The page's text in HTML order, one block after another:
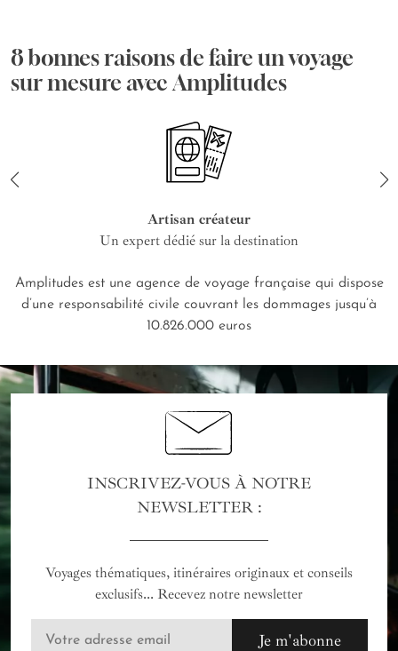
8 bonnes raisons de faire un voyage
sur mesure avec Amplitudes
Artisan créateur
Un expert dédié sur la destination
Amplitudes est une agence de voyage française qui dispose
d’une responsabilité civile couvrant les dommages jusqu’à
10.826.000 euros
INSCRIVEZ-VOUS À NOTRE
NEWSLETTER :
Voyages thématiques, itinéraires originaux et conseils
exclusifs... Recevez notre newsletter
Je m'abonne